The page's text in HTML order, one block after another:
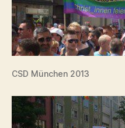
CSD München 2013